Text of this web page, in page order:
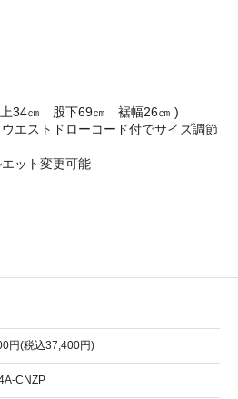
34㎝ 股下69㎝ 裾幅26㎝ )
エストドローコード付でサイズ調節
ット変更可能
円(税込37,400円)
CNZP